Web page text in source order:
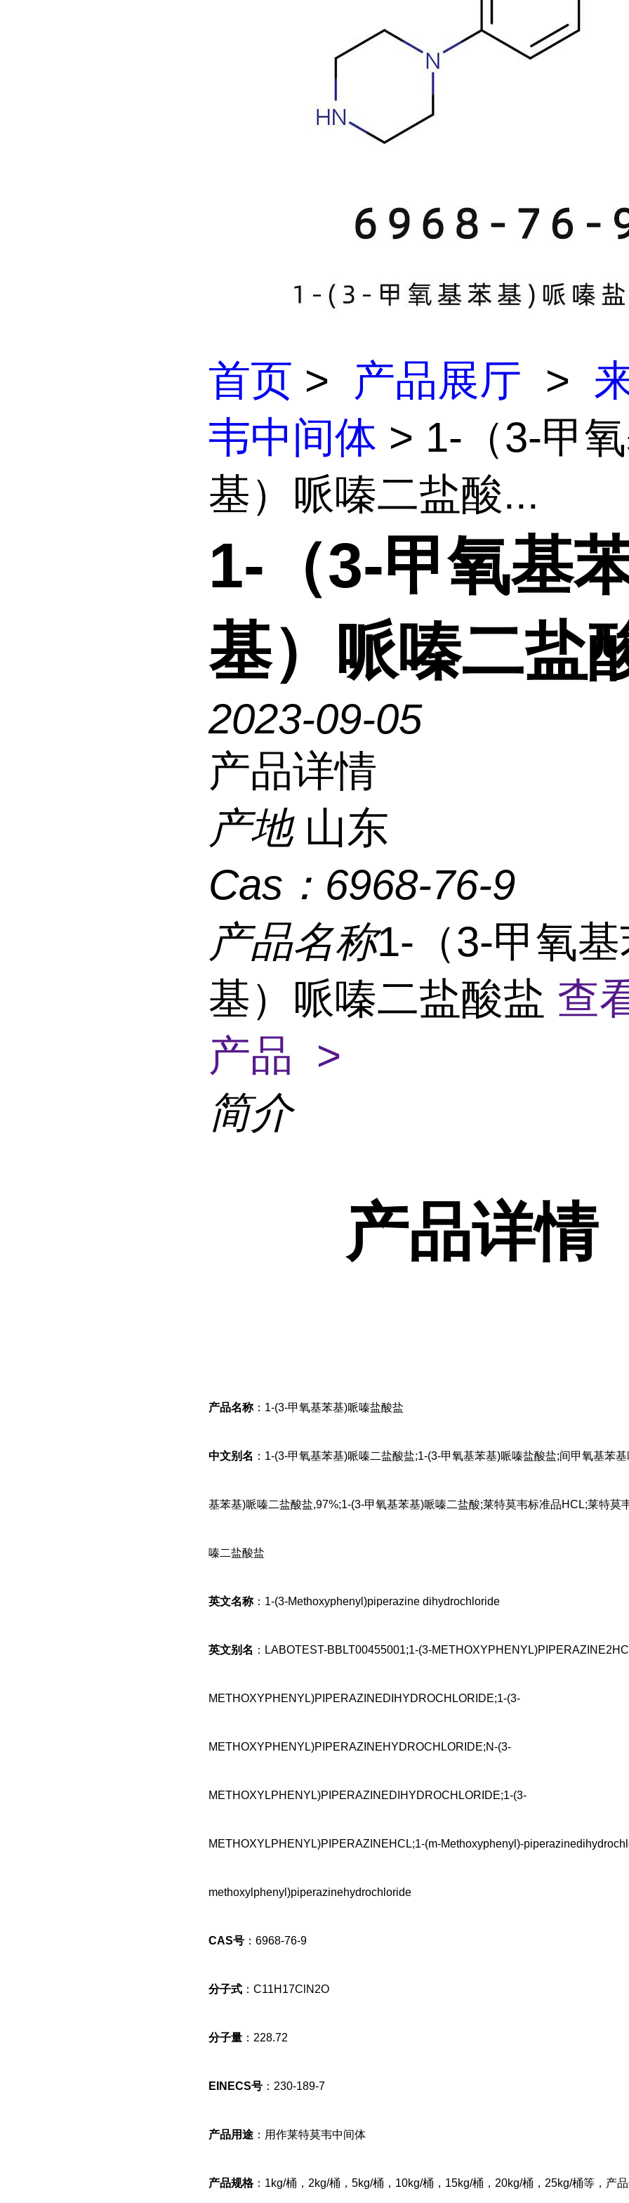
首页 > 产品展厅 >
韦中间体 > 1-（3-甲
基）哌嗪二盐酸...
1-（3-甲氧基
基）哌嗪二盐
2023-09-05
产品详情
产地 山东
Cas： 6968-76-9
产品名称1-（3-甲氧
基）哌嗪二盐酸盐 查
产品 >
简介
产品详情
产品名称：1-(3-甲氧基苯基)哌嗪盐酸盐
中文别名 ：1-(3-甲氧基苯基)哌嗪二盐酸盐;1-(3-甲氧基苯基)哌嗪盐酸盐;间甲氧基苯
基苯基)哌嗪二盐酸盐,97%;1-(3-甲氧基苯基)哌嗪二盐酸;莱特莫韦标准品HCL;莱特莫
嗪二盐酸盐
英文名称：1-(3-Methoxyphenyl)piperazine dihydrochloride
英文别名 ：LABOTEST-BBLT00455001;1-(3-
METHOXYPHENYL)PIPERAZINEDIHYDROCHLORIDE;1-(3-
METHOXYPHENYL)PIPERAZINEHYDROCHLORIDE;N-(3-
METHOXYLPHENYL)PIPERAZINEDIHYDROCHLORIDE;1-(3-
METHOXYLPHENYL)PIPERAZINEHCL;1-(m-Methoxyphenyl)-
methoxylphenyl)piperazinehydrochloride
CAS号 ：6968-76-9
分子式 ：C11H17ClN2O
分子量 ：228.72
EINECS号 ：230-189-7
产品用途 ：用作莱特莫韦中间体
产品规格：1kg/桶，2kg/桶，5kg/桶，10kg/桶，15kg/桶，20kg/桶，25kg/桶等，产